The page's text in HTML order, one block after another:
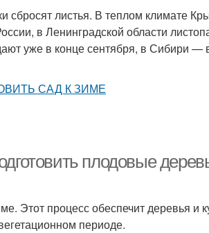
сбросят листья. В теплом климате
в Ленинградской области
уже в конце сентября, в Сибири —
плодовые
Этот процесс обеспечит деревья и
периоде.